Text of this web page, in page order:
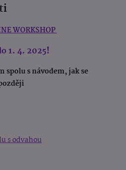
WORKSHOP
1. 4. 2025!
spolu s návodem, jak se
s odvahou